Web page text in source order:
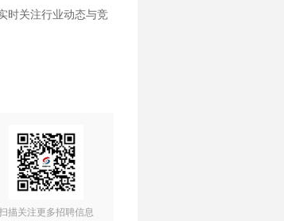
时关注行业动态与竞
描关注更多招聘信息